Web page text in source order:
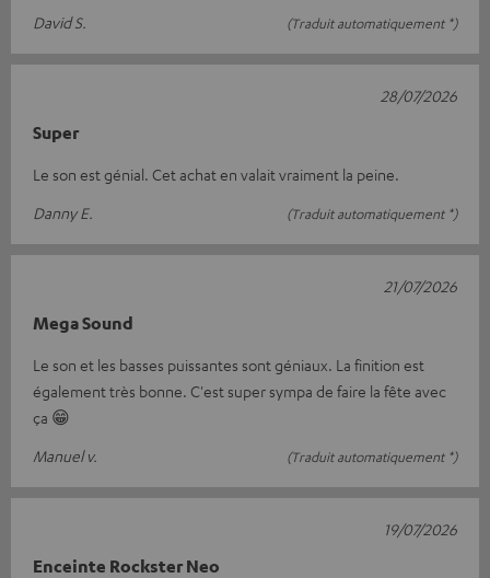
David S.
(Traduit automatiquement *)
Super
Le son est génial. Cet achat en valait vraiment la peine.
Danny E.
(Traduit automatiquement *)
28/07/2026
Mega Sound
Le son et les basses puissantes sont géniaux. La finition est
également très bonne. C'est super sympa de faire la fête avec
ça 😁
Manuel v.
(Traduit automatiquement *)
21/07/2026
Enceinte Rockster Neo
19/07/2026